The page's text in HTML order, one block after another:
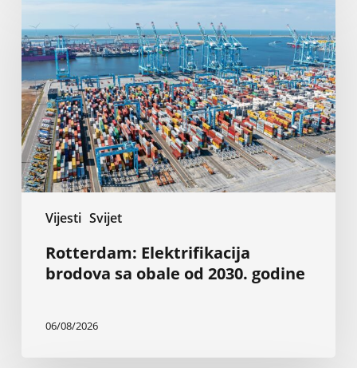
Vijesti Svijet
brodova
sa
obale
od
2030.
godine
Rotterdam: Elektrifikacija
brodova sa obale od 2030. godine
06/08/2026